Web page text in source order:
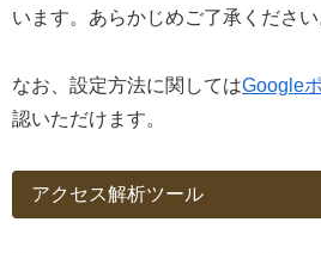
います。あらかじめご了承ください
なお、設定方法に関してはGoogle
認いただけます。
アクセス解析ツール